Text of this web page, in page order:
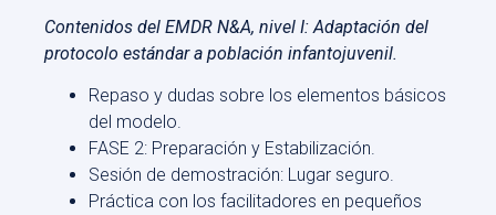
Contenidos del EMDR N&A, nivel I: Adaptación del
protocolo estándar a población infantojuvenil.
Repaso y dudas sobre los elementos básicos
del modelo.
FASE 2: Preparación y Estabilización.
Sesión de demostración: Lugar seguro.
Práctica con los facilitadores en pequeños